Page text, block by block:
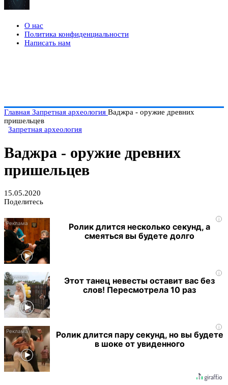
О нас
Политика конфиденциальности
Написать нам
Главная Запретная археология Ваджра - оружие древних
пришельцев
Запретная археология
Ваджра - оружие древних
пришельцев
15.05.2020
Поделитесь
i
Ролик длится несколько секунд, а
смеяться вы будете долго
i
Этот танец невесты оставит вас без
слов! Пересмотрела 10 раз
i
Ролик длится пару секунд, но вы будете
в шоке от увиденного